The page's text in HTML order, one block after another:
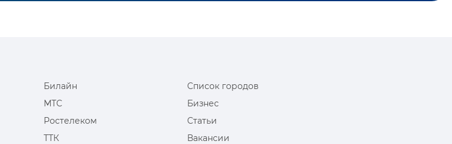
Билайн
МТС
Ростелеком
ТТК
Список городов
Бизнес
Статьи
Вакансии